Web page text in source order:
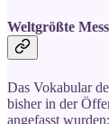
Weltgrößte
Das Vokabular
bisher in der
angefasst